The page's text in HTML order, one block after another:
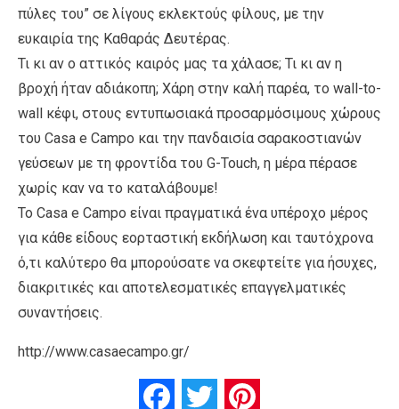
πύλες του” σε λίγους εκλεκτούς φίλους, με την
ευκαιρία της Καθαράς Δευτέρας.
Τι κι αν ο αττικός καιρός μας τα χάλασε; Τι κι αν η
βροχή ήταν αδιάκοπη; Χάρη στην καλή παρέα, το wall-to-
wall κέφι, στους εντυπωσιακά προσαρμόσιμους χώρους
του Casa e Campo και την πανδαισία σαρακοστιανών
γεύσεων με τη φροντίδα του G-Touch, η μέρα πέρασε
χωρίς καν να το καταλάβουμε!
Το Casa e Campo είναι πραγματικά ένα υπέροχο μέρος
για κάθε είδους εορταστική εκδήλωση και ταυτόχρονα
ό,τι καλύτερο θα μπορούσατε να σκεφτείτε για ήσυχες,
διακριτικές και αποτελεσματικές επαγγελματικές
συναντήσεις.
http://www.casaecampo.gr/
FacebookTwitter